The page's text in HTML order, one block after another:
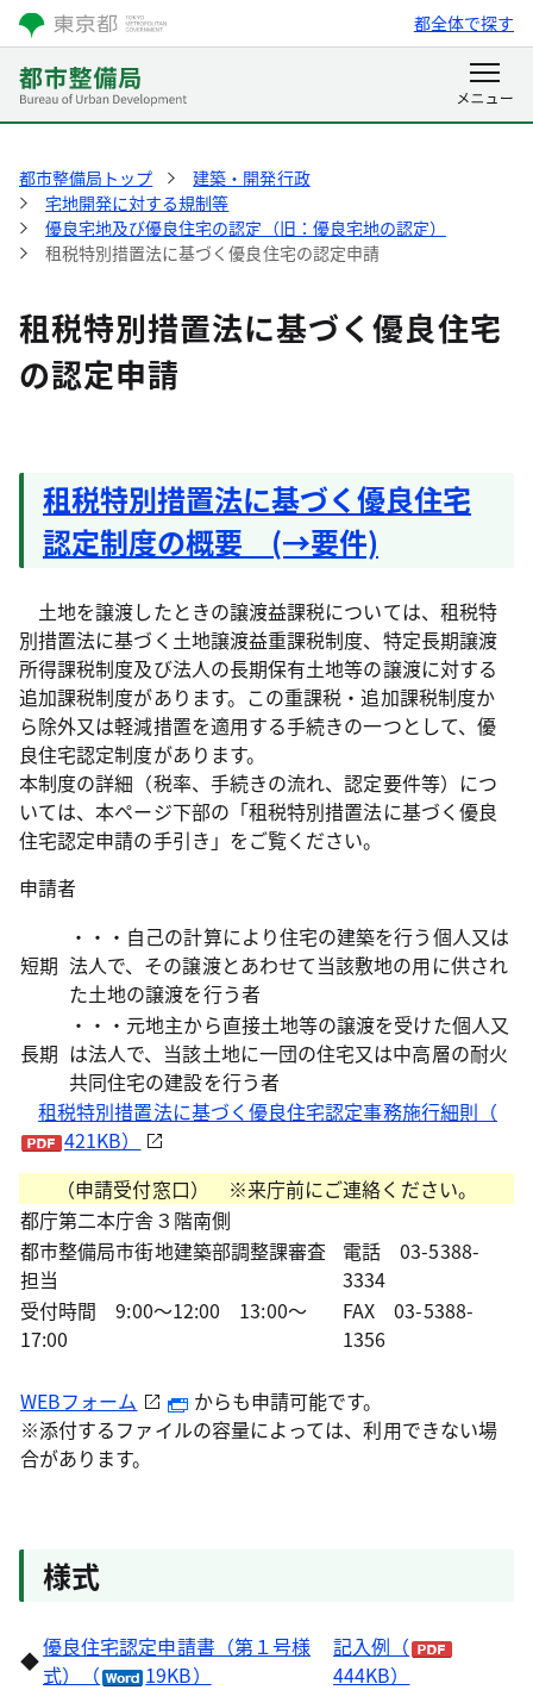
都全体で探す
都市整備局トップ
建築・開発行政
宅地開発に対する規制等
優良宅地及び優良住宅の認定（旧：優良宅地の認定）
租税特別措置法に基づく優良住宅の認定申請
租税特別措置法に基づく優良住宅
の認定申請
租税特別措置法に基づく優良住宅
認定制度の概要 (→要件)
土地を譲渡したときの譲渡益課税については、租税特
別措置法に基づく土地譲渡益重課税制度、特定長期譲渡
所得課税制度及び法人の長期保有土地等の譲渡に対する
追加課税制度があります。この重課税・追加課税制度か
ら除外又は軽減措置を適用する手続きの一つとして、優
良住宅認定制度があります。
本制度の詳細（税率、手続きの流れ、認定要件等）につ
いては、本ページ下部の「租税特別措置法に基づく優良
住宅認定申請の手引き」をご覧ください。
申請者
短期
・・・自己の計算により住宅の建築を行う個人又は
法人で、その譲渡とあわせて当該敷地の用に供され
た土地の譲渡を行う者
長期
・・・元地主から直接土地等の譲渡を受けた個人又
は法人で、当該土地に一団の住宅又は中高層の耐火
共同住宅の建設を行う者
租税特別措置法に基づく優良住宅認定事務施行細則（
421KB）
（申請受付窓口）
※来庁前にご連絡ください。
都庁第二本庁舎３階南側
都市整備局市街地建築部調整課審査
担当
電話 03-5388-
3334
受付時間 9:00～12:00 13:00～
17:00
FAX 03-5388-
1356
WEBフォーム
からも申請可能です。
※添付するファイルの容量によっては、利用できない場
合があります。
様式
◆優良住宅認定申請書（第１号様
式）（
19KB）
記入例（
444KB）